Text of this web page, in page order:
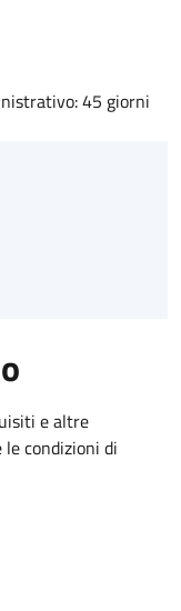
45 giorni
e altre
condizioni di